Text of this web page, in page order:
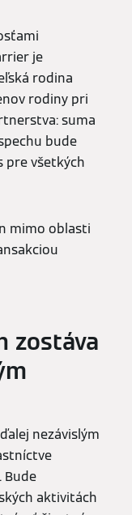
je
rodina
rodiny pri
suma
bude
pre všetkých
mimo oblasti
zostáva
nezávislým
Bude
aktivitách